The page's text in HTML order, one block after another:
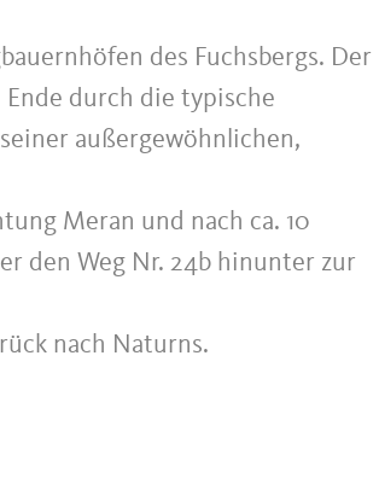
des Fuchsbergs. Der
durch die typische
außergewöhnlichen,
Meran und nach ca. 10
den Weg Nr. 24b hinunter zur
nach Naturns.